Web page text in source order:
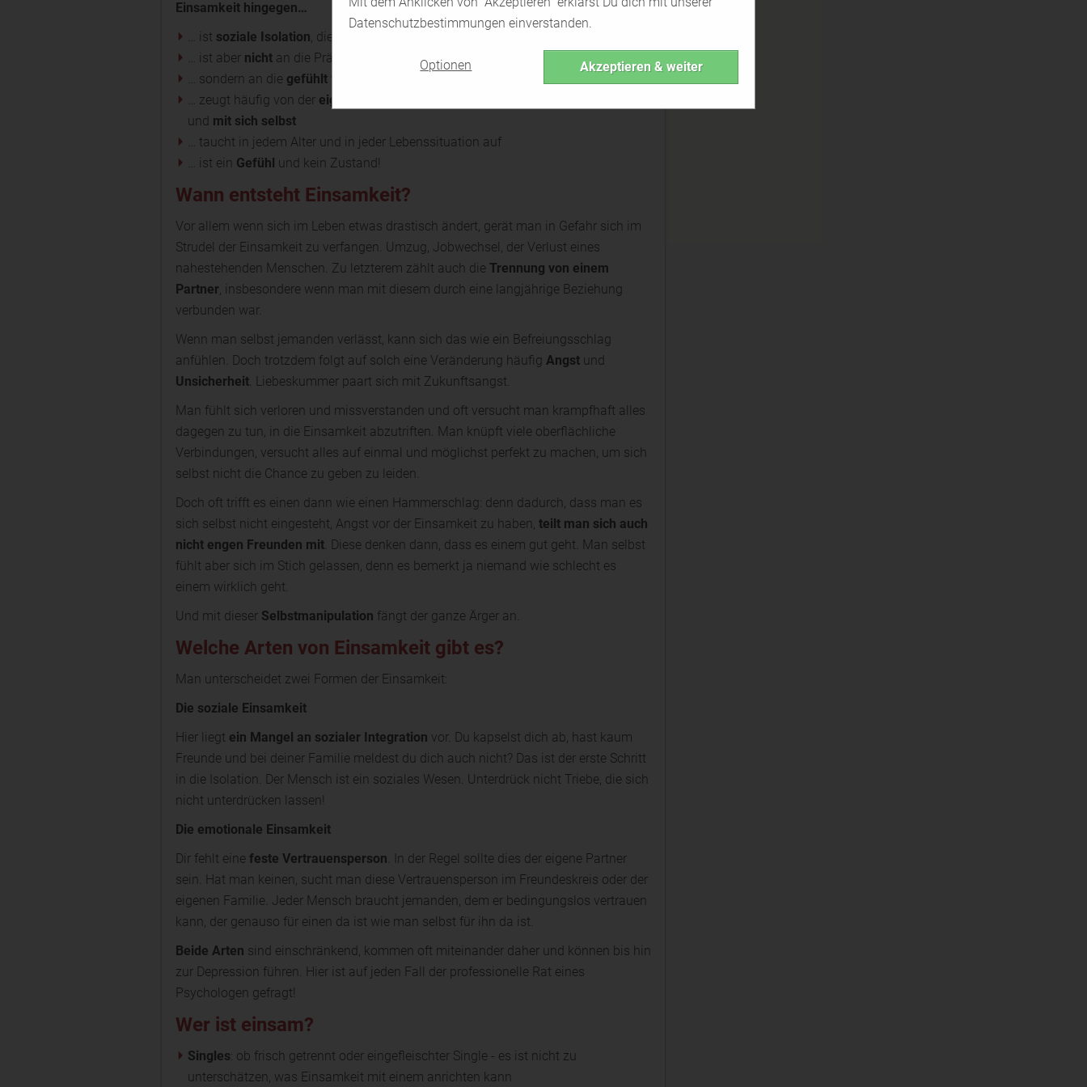
Datenschutzbestimmungen einverstanden.
Optionen Akzeptieren & weiter
Einsamkeit hingegen…
… ist soziale Isolation , die in der Regel von einem selbst ausgeht
… ist aber nicht an die Präsenz oder nicht-Präsenz anderer Menschen gebunden
… sondern an die gefühlt fehlende Beachtung und Wertschätzung
durch andere
… zeugt häufig von der eigenen Unzufriedenheit
und mit sich selbst
… taucht in jedem Alter und in jeder Lebenssituation auf
… ist ein Gefühl und kein Zustand!
Wann entsteht Einsamkeit?
Vor allem wenn sich im Leben etwas drastisch ändert, gerät man in Gefahr sich im
Strudel der Einsamkeit zu verfangen. Umzug, Jobwechsel, der Verlust eines
nahestehenden Menschen. Zu letzterem zählt auch die Trennung von einem
Partner , insbesondere wenn man mit diesem durch eine langjährige Beziehung
verbunden war.
Wenn man selbst jemanden verlässt, kann sich das wie ein Befreiungsschlag
anfühlen. Doch trotzdem folgt auf solch eine Veränderung häufig Angst und
Unsicherheit . Liebeskummer paart sich mit Zukunftsangst.
Man fühlt sich verloren und missverstanden und oft versucht man krampfhaft alles
dagegen zu tun, in die Einsamkeit abzutriften. Man knüpft viele oberflächliche
Verbindungen, versucht alles auf einmal und möglichst perfekt zu machen, um sich
selbst nicht die Chance zu geben zu leiden.
Doch oft trifft es einen dann wie einen Hammerschlag: denn dadurch, dass man es
sich selbst nicht eingesteht, Angst vor der Einsamkeit zu haben, teilt man sich auch
nicht engen Freunden mit . Diese denken dann, dass es einem gut geht. Man selbst
fühlt aber sich im Stich gelassen, denn es bemerkt ja niemand wie schlecht es
einem wirklich geht.
Und mit dieser Selbstmanipulation fängt der ganze Ärger an.
Welche Arten von Einsamkeit gibt es?
Man unterscheidet zwei Formen der Einsamkeit:
Die soziale Einsamkeit
Hier liegt ein Mangel an sozialer Integration vor. Du kapselst dich ab, hast kaum
Freunde und bei deiner Familie meldest du dich auch nicht? Das ist der erste Schritt
in die Isolation. Der Mensch ist ein soziales Wesen. Unterdrück nicht Triebe, die sich
nicht unterdrücken lassen!
Die emotionale Einsamkeit
Dir fehlt eine feste Vertrauensperson . In der Regel sollte dies der eigene Partner
sein. Hat man keinen, sucht man diese Vertrauensperson im Freundeskreis oder der
eigenen Familie. Jeder Mensch braucht jemanden, dem er bedingungslos vertrauen
kann, der genauso für einen da ist wie man selbst für ihn da ist.
Beide Arten sind einschränkend, kommen oft miteinander daher und können bis hin
zur Depression führen. Hier ist auf jeden Fall der professionelle Rat eines
Psychologen gefragt!
Wer ist einsam?
Singles: ob frisch getrennt oder eingefleischter Single - es ist nicht zu
unterschätzen, was Einsamkeit mit einem anrichten kann